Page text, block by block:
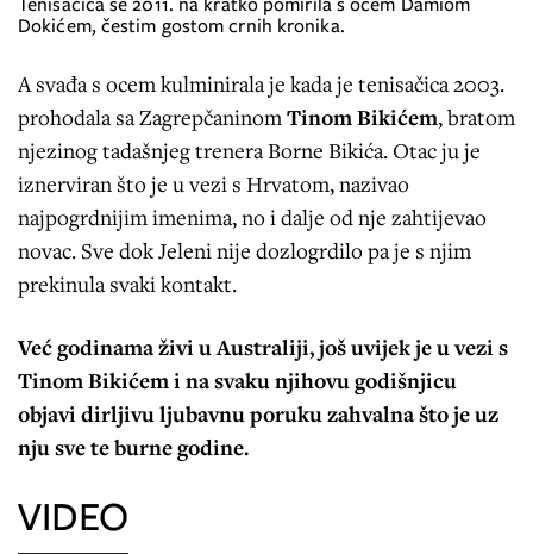
Dokićem, čestim gostom crnih kronika.
A svađa s ocem kulminirala je kada je tenisačica 2003.
prohodala sa ZagrepčaninomTinom Bikićem, bratom
njezinog tadašnjeg trenera Borne Bikića. Otac ju je
iznerviran što je u vezi s Hrvatom, nazivao
najpogrdnijim imenima, no i dalje od nje zahtijevao
novac. Sve dok Jeleni nije dozlogrdilo pa je s njim
prekinula svaki kontakt.
Već godinama živi u Australiji, još uvijek je u vezi s
Tinom Bikićem i na svaku njihovu godišnjicu
objavi dirljivu ljubavnu poruku zahvalna što je uz
nju sve te burne godine.
VIDEO